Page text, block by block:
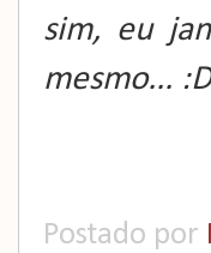
sim, eu
mesmo... :D
Postado por